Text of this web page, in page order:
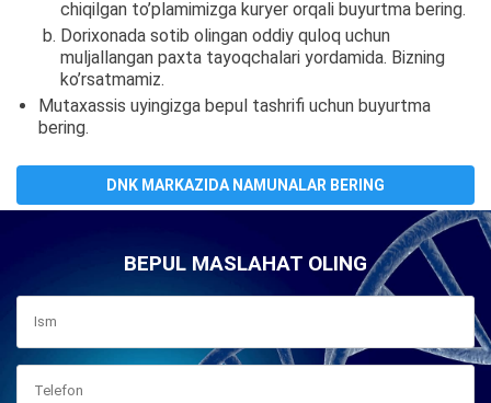
chiqilgan to’plamimizga kuryer orqali buyurtma bering.
Dorixonada sotib olingan oddiy quloq uchun
muljallangan paxta tayoqchalari yordamida. Bizning
ko’rsatmamiz.
Mutaxassis uyingizga bepul tashrifi uchun buyurtma
bering.
DNK MARKAZIDA NAMUNALAR BERING
BEPUL MASLAHAT OLING